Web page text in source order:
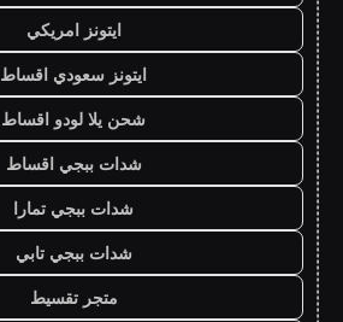
ايتونز امريكي
ايتونز سعودي اقساط
شحن يلا لودو اقساط
شدات ببجي اقساط
شدات ببجي تمارا
شدات ببجي تابي
متجر تقسيط